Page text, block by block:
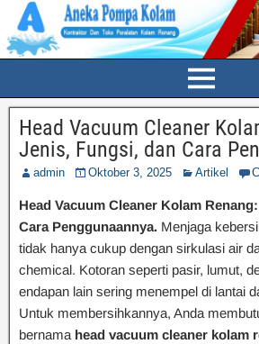
Head Vacuum Cleaner
Jenis, Fungsi, dan Cara
admin Oktober 3, 2025 Artikel
Head Vacuum Cleaner Kolam
Cara Penggunaannya. Menjaga
tidak hanya cukup dengan sirkulasi air
chemical. Kotoran seperti pasir, lumut,
endapan lain sering menempel di lantai
Untuk membersihkannya, Anda
bernama head vacuum cleaner kolam